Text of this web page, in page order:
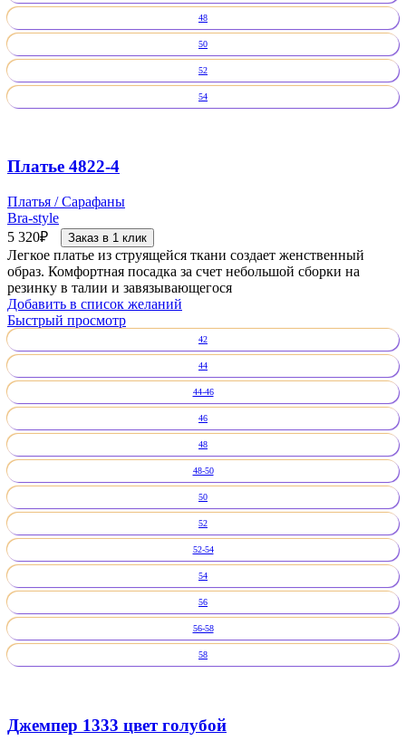
48
50
52
54
Платье 4822-4
Платья / Сарафаны
Bra-style
5 320₽ Заказ в 1 клик
Легкое платье из струящейся ткани создает женственный
образ. Комфортная посадка за счет небольшой сборки на
резинку в талии и завязывающегося
Добавить в список желаний
Быстрый просмотр
42
44
44-46
46
48
48-50
50
52
52-54
54
56
56-58
58
Джемпер 1333 цвет голубой